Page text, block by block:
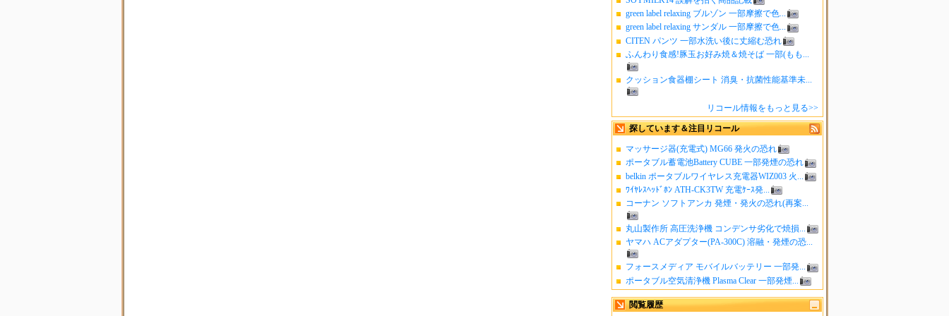
green label relaxing ブルゾン 一部摩擦で色...
green label relaxing サンダル 一部摩擦で色...
CITEN パンツ 一部水洗い後に丈縮む恐れ
ふんわり食感!豚玉お好み焼＆焼そば 一部(もも...
クッション食器棚シート 消臭・抗菌性能基準未...
リコール情報をもっと見る>>
探しています＆注目リコール
マッサージ器(充電式) MG66 発火の恐れ
ポータブル蓄電池Battery CUBE 一部発煙の恐れ
belkin ポータブルワイヤレス充電器WIZ003 火...
ﾜｲﾔﾚｽﾍｯﾄﾞﾎﾝ ATH-CK3TW 充電ｹｰｽ発...
コーナン ソフトアンカ 発煙・発火の恐れ(再案...
丸山製作所 高圧洗浄機 コンデンサ劣化で焼損...
ヤマハ ACアダプター(PA-300C) 溶融・発煙の恐...
フォースメディア モバイルバッテリー 一部発...
ポータブル空気清浄機 Plasma Clear 一部発煙...
閲覧履歴